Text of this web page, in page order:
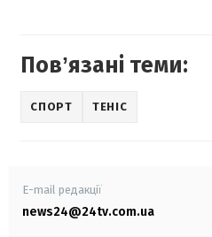
Повʼязані теми:
СПОРТ ТЕНІС
E-mail редакції
news24@24tv.com.ua